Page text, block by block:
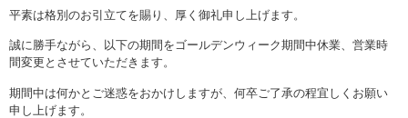
平素は格別のお引立てを賜り、厚く御礼申し上げます。
誠に勝手ながら、以下の期間をゴールデンウィーク期間中休業、営業時
間変更とさせていただきます。
期間中は何かとご迷惑をおかけしますが、何卒ご了承の程宜しくお願い
申し上げます。